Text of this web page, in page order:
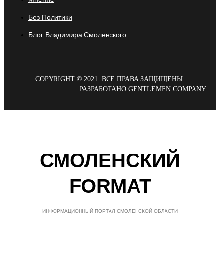
Без Политики
Блог Владимира Смоленского
COPYRIGHT © 2021. ВСЕ ПРАВА ЗАЩИЩЕНЫ.
РАЗРАБОТАНО GENTLEMEN COMPANY
СМОЛЕНСКИЙ
FORMAT
ИНФОРМАЦИОННЫЙ ПОРТАЛ СМОЛЕНСКОЙ ОБЛАСТИ